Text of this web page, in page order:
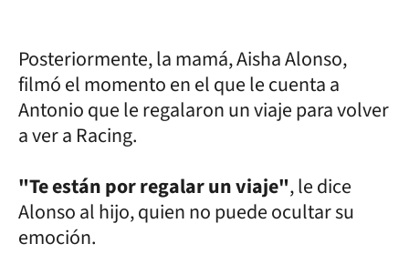
Posteriormente, la mamá, Aisha Alonso,
filmó el momento en el que le cuenta a
Antonio que le regalaron un viaje para volver
a ver a Racing.
"Te están por regalar un viaje", le dice
Alonso al hijo, quien no puede ocultar su
emoción.